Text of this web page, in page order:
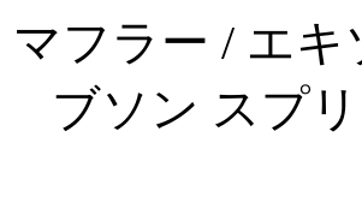
マフラー / エ
ブソン スプ